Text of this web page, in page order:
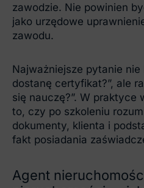
zawodzie. Nie powinien
jako urzędowe
zawodu.
Najważniejsze pytanie nie
dostanę certyfikat?”, ale
się nauczę?”. W praktyce
to, czy po szkoleniu
dokumenty, klienta i
fakt posiadania
Agent